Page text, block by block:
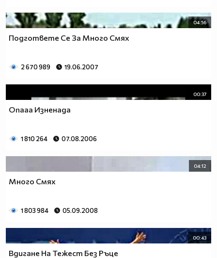
04:56
Подгответе Се За Много Смях
2 670 989 19.06.2007
00:37
Опааа Изненада
1 810 264 07.08.2006
04:12
Много Смях
1 803 984 05.09.2008
00:43
Вдигане На Тежест Без Ръце